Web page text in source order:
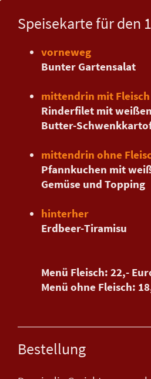
Speisekarte für den
vorneweg
Bunter Gartensalat
mittendrin mit Fleisch
Rinderfilet mit
Butter-
mittendrin ohne
Pfannkuchen mit
Gemüse und Topping
hinterher
Erdbeer-Tiramisu
Menü Fleisch: 22,-
Menü ohne Fleisch:
Bestellung